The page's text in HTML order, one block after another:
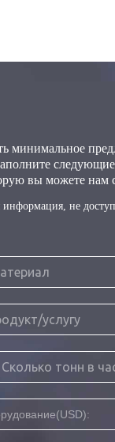
минимальное
вы можете нам
не